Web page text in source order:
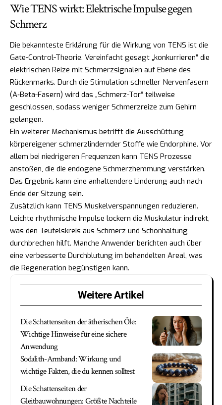
Wie TENS wirkt: Elektrische Impulse gegen
Schmerz
Die bekannteste Erklärung für die Wirkung von TENS ist die
Gate-Control-Theorie. Vereinfacht gesagt „konkurrieren“ die
elektrischen Reize mit Schmerzsignalen auf Ebene des
Rückenmarks. Durch die Stimulation schneller Nervenfasern
(A‑Beta-Fasern) wird das „Schmerz-Tor“ teilweise
geschlossen, sodass weniger Schmerzreize zum Gehirn
gelangen.
Ein weiterer Mechanismus betrifft die Ausschüttung
körpereigener schmerzlindernder Stoffe wie Endorphine. Vor
allem bei niedrigeren Frequenzen kann TENS Prozesse
anstoßen, die die endogene Schmerzhemmung verstärken.
Das Ergebnis kann eine anhaltendere Linderung auch nach
Ende der Sitzung sein.
Zusätzlich kann TENS Muskelverspannungen reduzieren.
Leichte rhythmische Impulse lockern die Muskulatur indirekt,
was den Teufelskreis aus Schmerz und Schonhaltung
durchbrechen hilft. Manche Anwender berichten auch über
eine verbesserte Durchblutung im behandelten Areal, was
die Regeneration begünstigen kann.
Weitere Artikel
Die Schattenseiten der ätherischen Öle:
Wichtige Hinweise für eine sichere
Anwendung
Sodalith-Armband: Wirkung und
wichtige Fakten, die du kennen solltest
Die Schattenseiten der
Gleitbauwohnungen: Größte Nachteile